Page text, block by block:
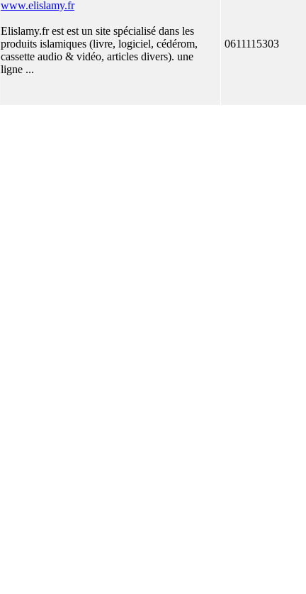
www.elislamy.fr
Elislamy.fr est est un site spécialisé dans les
produits islamiques (livre, logiciel, cédérom,
cassette audio & vidéo, articles divers). une
ligne ...
0611115303